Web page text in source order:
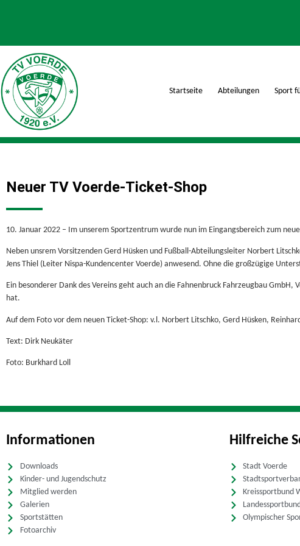
Startseite Abteilungen Sport
Neuer TV Voerde-Ticket-Shop
10. Januar 2022 – Im unserem Sportzentrum wurde nun im Eingangsbereich zum
Neben unsrem Vorsitzenden Gerd Hüsken und Fußball-Abteilungsleiter Norbert
Jens Thiel (Leiter Nispa-Kundencenter Voerde) anwesend. Ohne die großzügige
Ein besonderer Dank des Vereins geht auch an die Fahnenbruck Fahrzeugbau
hat.
Auf dem Foto vor dem neuen Ticket-Shop: v.l. Norbert Litschko, Gerd Hüsken,
Text: Dirk Neukäter
Foto: Burkhard Loll
Informationen
Downloads
Kinder- und Jugendschutz
Mitglied werden
Galerien
Sportstätten
Fotoarchiv
Hilfreiche
Stadt Voerde
Kreissportbund
Olympischer